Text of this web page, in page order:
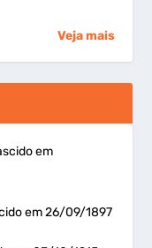
Veja mais
em
em 26/09/1897